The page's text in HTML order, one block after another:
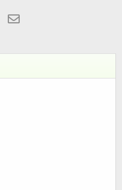
WhatsAppЭлектронная почта